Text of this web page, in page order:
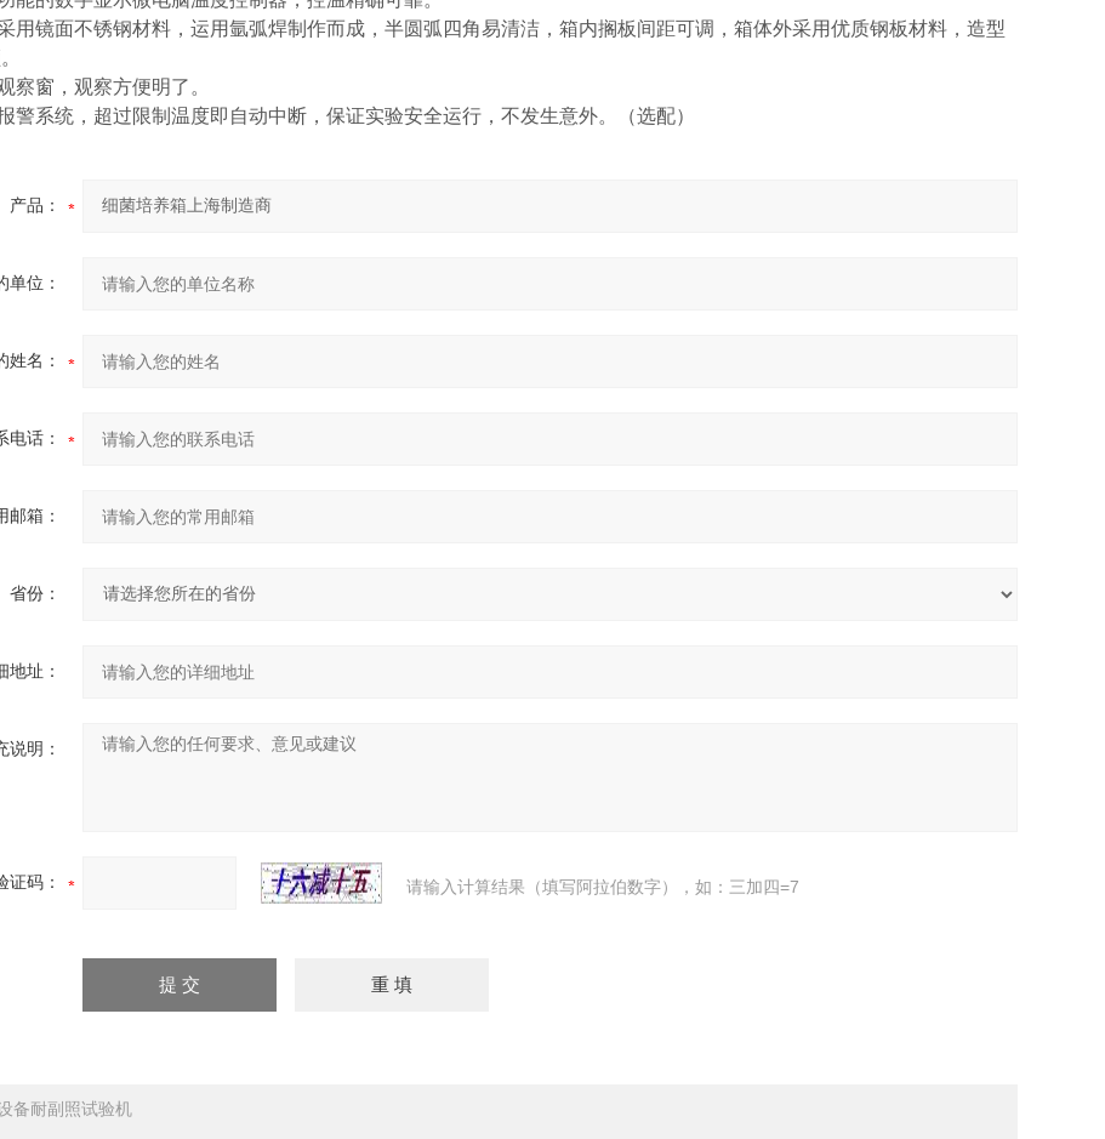
用镜面不锈钢材料，运用氩弧焊制作而成，半圆弧四角易清洁，箱内搁板间距可调，箱体外采用优质钢板材料，造型
察窗，观察方便明了。
警系统，超过限制温度即自动中断，保证实验安全运行，不发生意外。（选配）
产品：
单位：
姓名：
电话：
邮箱：
省份：
地址：
说明：
证码： 请输入计算结果（填写阿拉伯数字），如：三加四=7
备耐副照试验机